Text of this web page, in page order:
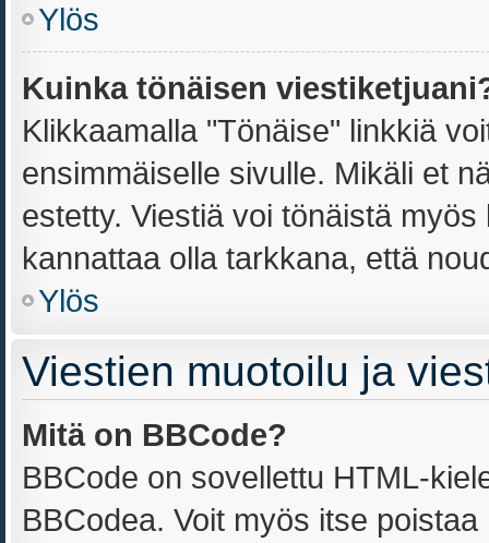
Ylös
Kuinka tönäisen
Klikkaamalla "Tönäise" linkkiä
ensimmäiselle sivulle. Mikäli et
estetty. Viestiä voi tönäistä
kannattaa olla tarkkana, että
Ylös
Viestien muotoilu ja
Mitä on BBCode?
BBCode on sovellettu HTML-
BBCodea. Voit myös itse